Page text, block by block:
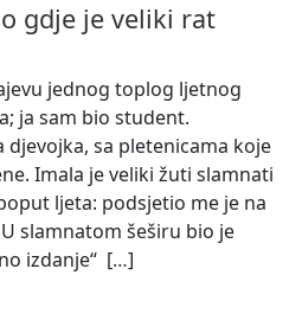
gdje je veliki rat
jednog toplog ljetnog
ja sam bio student.
sa pletenicama koje
Imala je veliki žuti slamnati
ljeta: podsjetio me je na
slamnatom šeširu bio je
izdanje“ […]